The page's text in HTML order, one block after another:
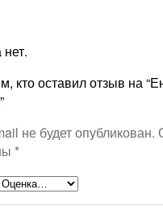
кто оставил отзыв на
не будет опубликован.
*